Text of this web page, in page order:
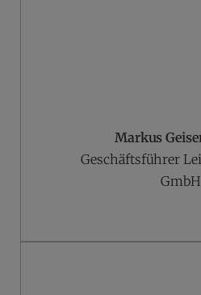
Markus
Geschäftsführer
GmbH